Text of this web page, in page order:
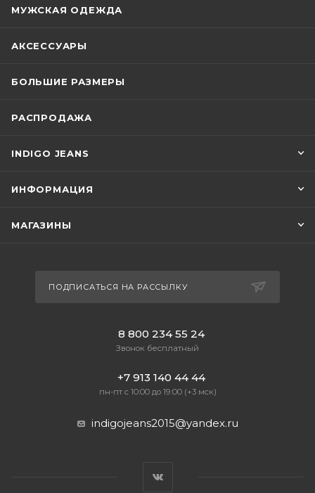
МУЖСКАЯ ОДЕЖДА
АКСЕССУАРЫ
БОЛЬШИЕ РАЗМЕРЫ
РАСПРОДАЖА
INDIGO JEANS
ИНФОРМАЦИЯ
МАГАЗИНЫ
ПОДПИСАТЬСЯ НА РАССЫЛКУ
8 800 234 55 24
Звонок бесплатный
+7 913 140 44 44
пн-пт с 10:00 до 19:00 (+3 мск)
indigojeans2015@yandex.ru